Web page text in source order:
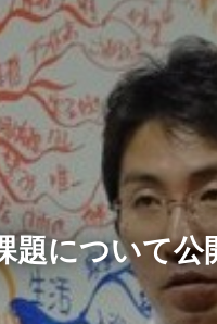
題について